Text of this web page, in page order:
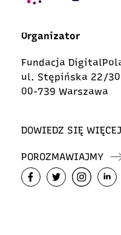
Organizator
Fundacja
ul. Stępińska 22/30
00-739 Warszawa
DOWIEDZ SIĘ WIĘCEJ
POROZMAWIAJMY